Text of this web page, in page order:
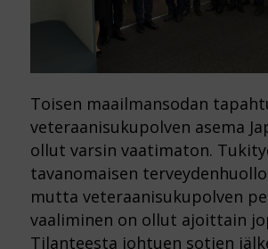
Toisen maailmansodan
veteraanisukupolven asema
ollut varsin vaatimaton.
tavanomaisen
mutta veteraanisukupolven
vaaliminen on ollut ajoittain
Tilanteesta johtuen sotien